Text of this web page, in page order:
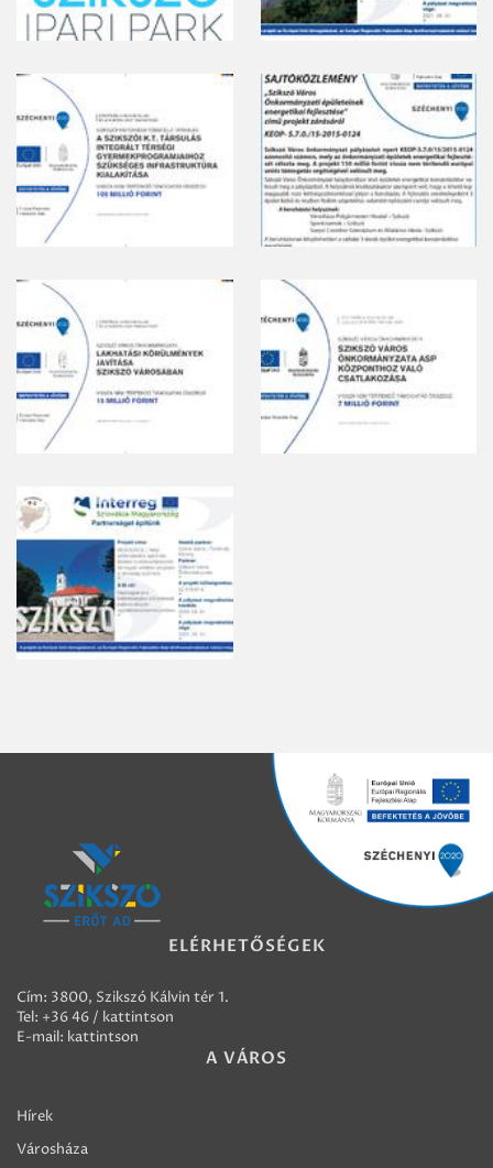
ELÉRHETŐSÉGEK
Cím: 3800, Szikszó Kálvin tér 1.
Tel: +36 46 / kattintson
E-mail: kattintson
A VÁROS
Hírek
Városháza